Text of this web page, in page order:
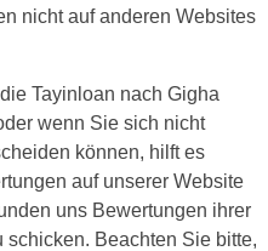
nicht auf anderen Websites
Tayinloan nach Gigha
wenn Sie sich nicht
können, hilft es
auf unserer Website
uns Bewertungen ihrer
Beachten Sie bitte,